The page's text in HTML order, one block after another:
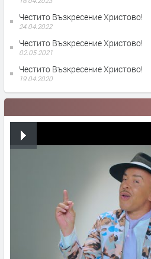
Честито Възкресение Христово!
24.04.2022
Честито Възкресение Христово!
02.05.2021
Честито Възкресение Христово!
19.04.2020